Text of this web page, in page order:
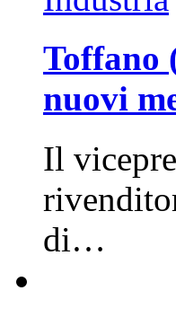
Toffano
nuovi
Il
di…